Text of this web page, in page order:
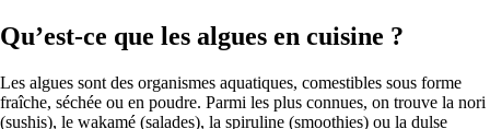
Qu’est-ce que les algues en cuisine ?
Les algues sont des organismes aquatiques, comestibles sous forme
fraîche, séchée ou en poudre. Parmi les plus connues, on trouve la nori
(sushis), le wakamé (salades), la spiruline (smoothies) ou la dulse